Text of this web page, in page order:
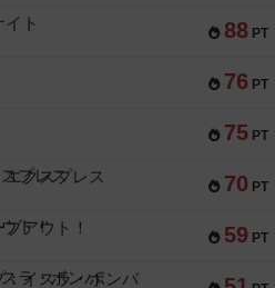
88 PT
ト
76 PT
75 PT
70 PT
クスプレス
59 PT
アウト！
イスラ・ボンバ